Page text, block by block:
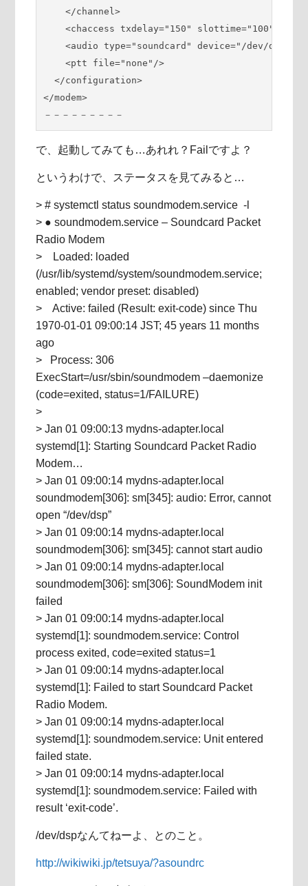
</channel>
<chaccess txdelay="150" slottime="100"
<audio type="soundcard" device="/dev/dsp"
<ptt file="none"/>
</configuration>
</modem>
－－－－－－－－－
で、起動してみても…あれれ？Failですよ？
というわけで、ステータスを見てみると…
> # systemctl status soundmodem.service -l
> ● soundmodem.service – Soundcard Packet
Radio Modem
> Loaded: loaded
(/usr/lib/systemd/system/soundmodem.service;
enabled; vendor preset: disabled)
> Active: failed (Result: exit-code) since Thu
1970-01-01 09:00:14 JST; 45 years 11 months
ago
> Process: 306
ExecStart=/usr/sbin/soundmodem –daemonize
(code=exited, status=1/FAILURE)
>
> Jan 01 09:00:13 mydns-adapter.local
systemd[1]: Starting Soundcard Packet Radio
Modem…
> Jan 01 09:00:14 mydns-adapter.local
soundmodem[306]: sm[345]: audio: Error, cannot
open “/dev/dsp”
> Jan 01 09:00:14 mydns-adapter.local
soundmodem[306]: sm[345]: cannot start audio
> Jan 01 09:00:14 mydns-adapter.local
soundmodem[306]: sm[306]: SoundModem init
failed
> Jan 01 09:00:14 mydns-adapter.local
systemd[1]: soundmodem.service: Control
process exited, code=exited status=1
> Jan 01 09:00:14 mydns-adapter.local
systemd[1]: Failed to start Soundcard Packet
Radio Modem.
> Jan 01 09:00:14 mydns-adapter.local
systemd[1]: soundmodem.service: Unit entered
failed state.
> Jan 01 09:00:14 mydns-adapter.local
systemd[1]: soundmodem.service: Failed with
result ‘exit-code’.
/dev/dspなんてねーよ、とのこと。
http://wikiwiki.jp/tetsuya/?asoundrc